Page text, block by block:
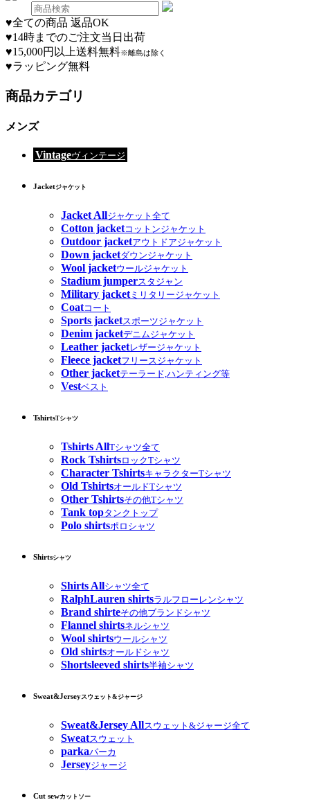
♥全ての商品 返品OK
♥14時までのご注文当日出荷
♥15,000円以上送料無料※離島は除く
♥ラッピング無料
商品カテゴリ
メンズ
Vintageヴィンテージ
Jacketジャケット
Jacket Allジャケット全て
Cotton jacketコットンジャケット
Outdoor jacketアウトドアジャケット
Down jacketダウンジャケット
Wool jacketウールジャケット
Stadium jumperスタジャン
Military jacketミリタリージャケット
Coatコート
Sports jacketスポーツジャケット
Denim jacketデニムジャケット
Leather jacketレザージャケット
Fleece jacketフリースジャケット
Other jacketテーラード,ハンティング等
Vestベスト
TshirtsTシャツ
Tshirts AllTシャツ全て
Rock TshirtsロックTシャツ
Character TshirtsキャラクターTシャツ
Old TshirtsオールドTシャツ
Other Tshirtsその他Tシャツ
Tank topタンクトップ
Polo shirtsポロシャツ
Shirtsシャツ
Shirts Allシャツ全て
RalphLauren shirtsラルフローレンシャツ
Brand shirteその他ブランドシャツ
Flannel shirtsネルシャツ
Wool shirtsウールシャツ
Old shirtsオールドシャツ
Shortsleeved shirts半袖シャツ
Sweat&Jerseyスウェット&ジャージ
Sweat&Jersey Allスウェット&ジャージ全て
Sweatスウェット
parkaパーカ
Jerseyジャージ
Cut sewカットソー